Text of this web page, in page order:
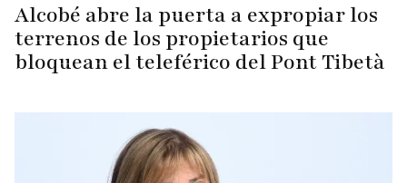
Alcobé abre la puerta a expropiar los
terrenos de los propietarios que
bloquean el teleférico del Pont Tibetà